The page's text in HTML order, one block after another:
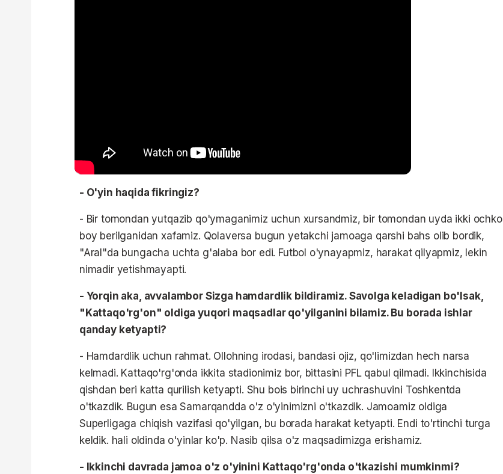
- O'yin haqida fikringiz?
- Bir tomondan yutqazib qo'ymaganimiz uchun xursandmiz, bir tomondan uyda ikki ochko
boy berilganidan xafamiz. Qolaversa bugun yetakchi jamoaga qarshi bahs olib bordik,
"Aral"da bungacha uchta g'alaba bor edi. Futbol o'ynayapmiz, harakat qilyapmiz, lekin
nimadir yetishmayapti.
- Yorqin aka, avvalambor Sizga hamdardlik bildiramiz. Savolga keladigan bo'lsak,
"Kattaqo'rg'on" oldiga yuqori maqsadlar qo'yilganini bilamiz. Bu borada ishlar
qanday ketyapti?
- Hamdardlik uchun rahmat. Ollohning irodasi, bandasi ojiz, qo'limizdan hech narsa
kelmadi. Kattaqo'rg'onda ikkita stadionimiz bor, bittasini PFL qabul qilmadi. Ikkinchisida
qishdan beri katta qurilish ketyapti. Shu bois birinchi uy uchrashuvini Toshkentda
o'tkazdik. Bugun esa Samarqandda o'z o'yinimizni o'tkazdik. Jamoamiz oldiga
Superligaga chiqish vazifasi qo'yilgan, bu borada harakat ketyapti. Endi to'rtinchi turga
keldik. hali oldinda o'yinlar ko'p. Nasib qilsa o'z maqsadimizga erishamiz.
- Ikkinchi davrada jamoa o'z o'yinini Kattaqo'rg'onda o'tkazishi mumkinmi?